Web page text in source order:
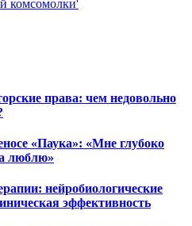
права: чем недовольно
«Паука»: «Мне глубоко
люблю»
нейробиологические
эффективность